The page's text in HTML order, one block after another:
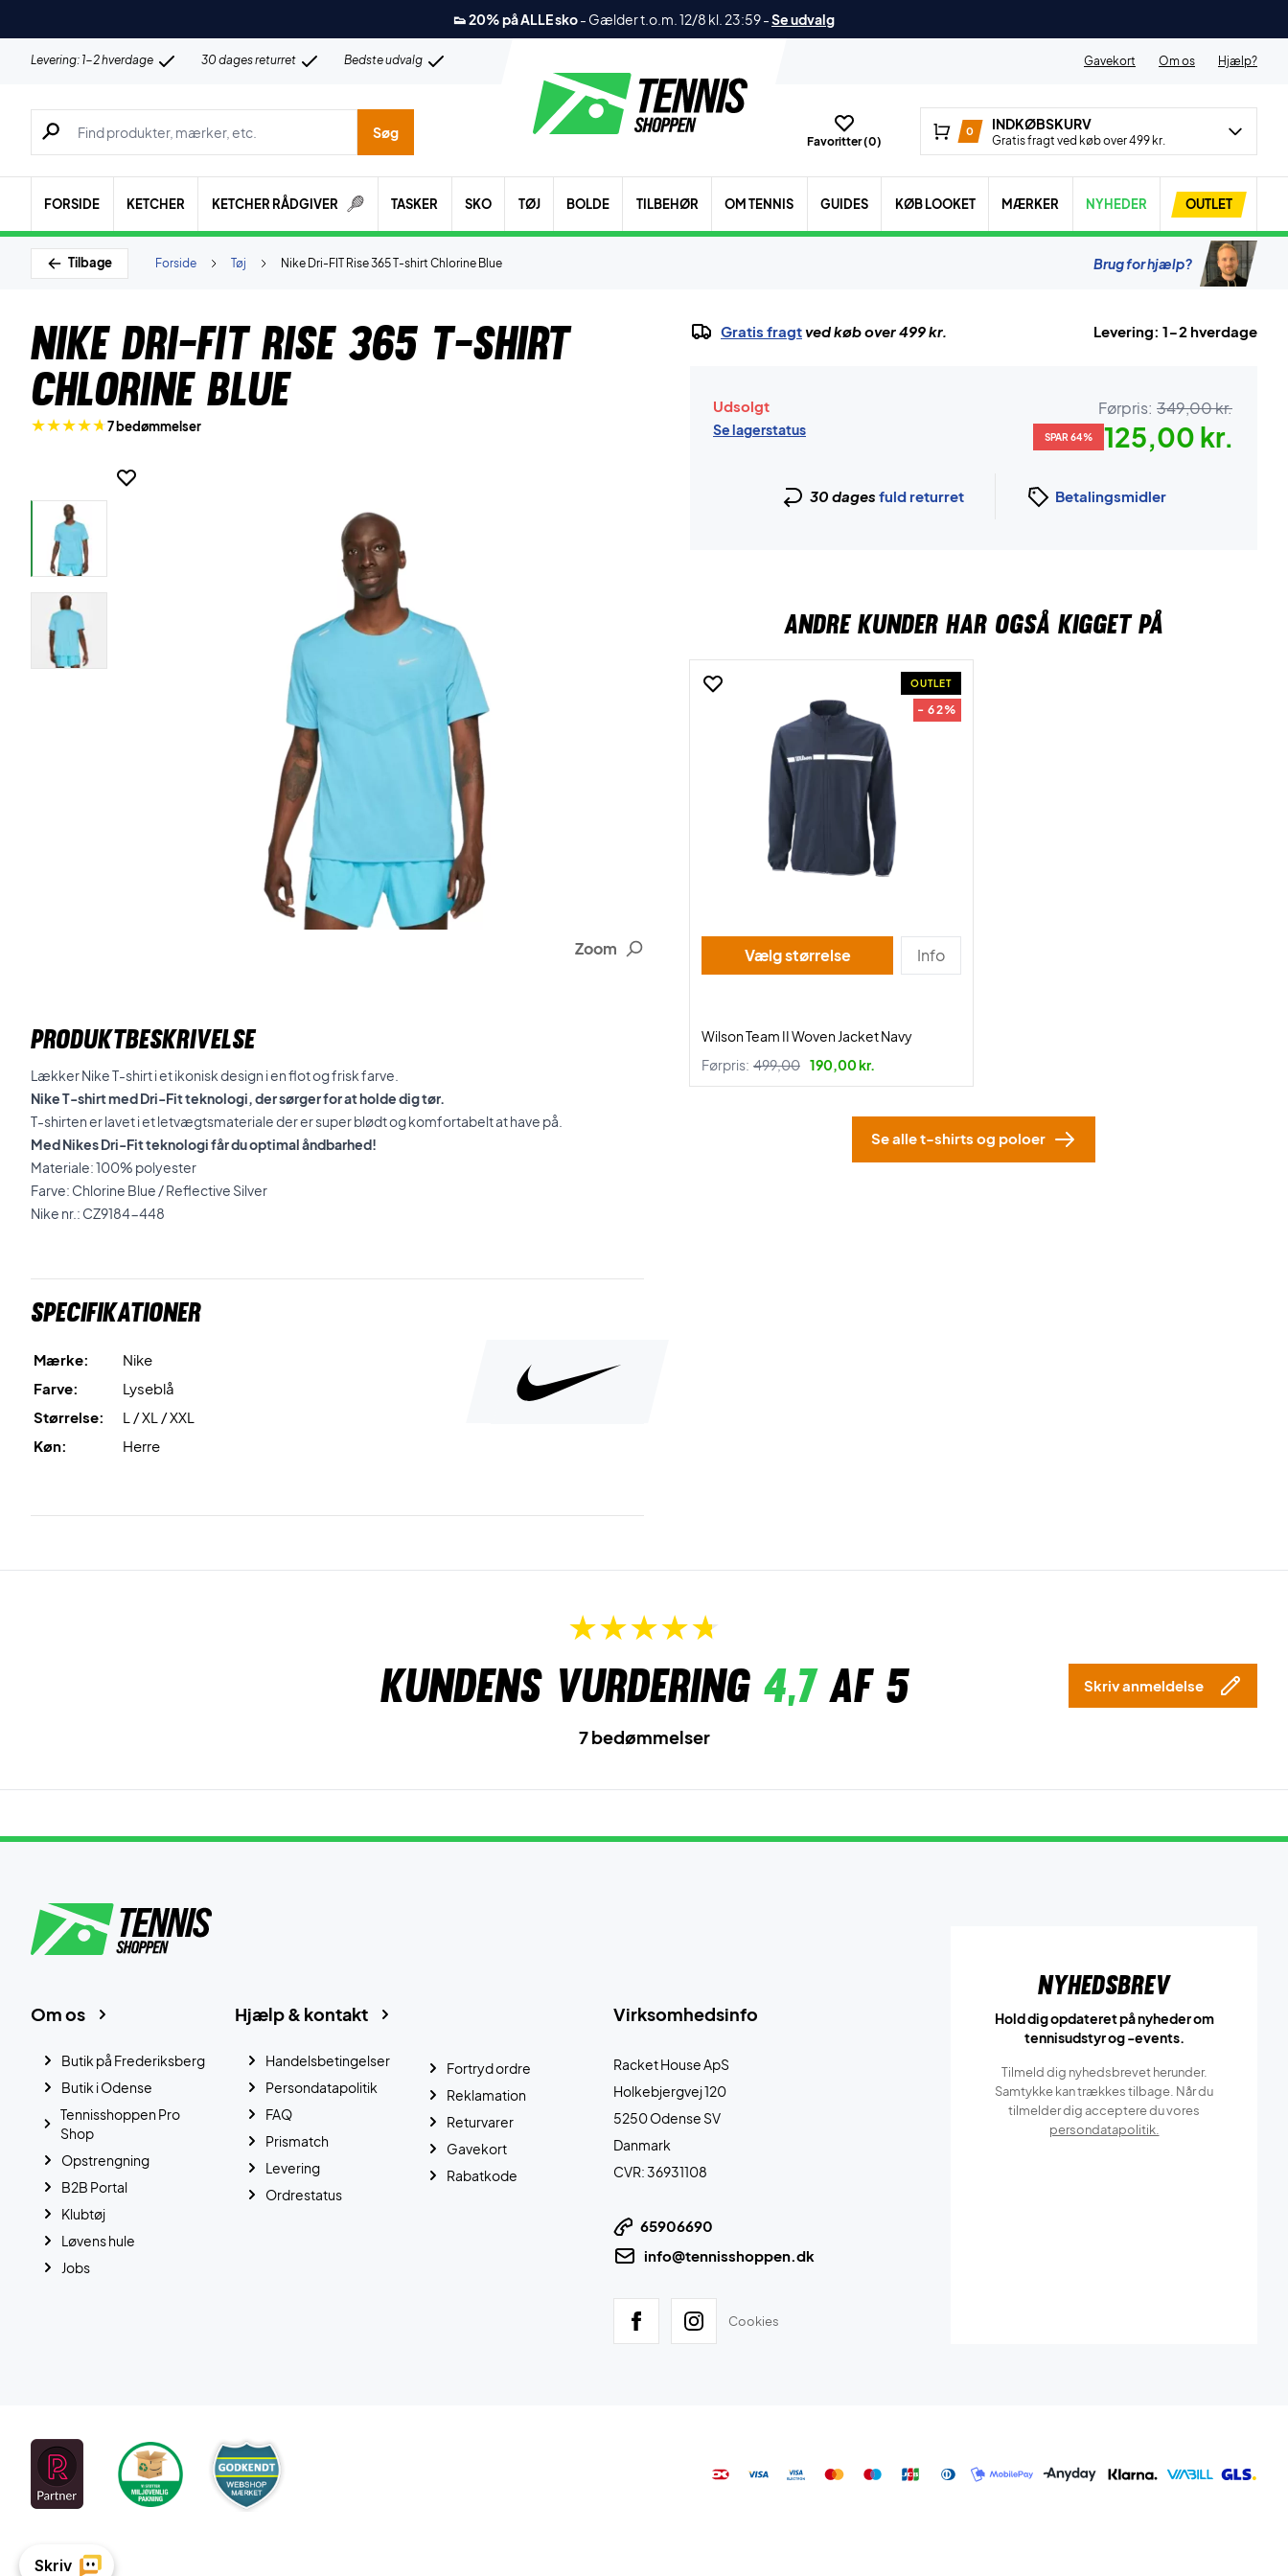
👟 20% på ALLE sko- Gælder t.o.m. 12/8 kl. 23:59-Se udvalg
Levering: 1-2 hverdage 30 dages returret Bedste udvalg Gavekort Om os Hjælp?
Søg efter produkter, mærker etc.
Søg
Favoritter (0)
0 INDKØBSKURV
Gratis fragt ved køb over 499 kr.
FORSIDE KETCHER KETCHER RÅDGIVER TASKER SKO TØJ BOLDE TILBEHØR OM TENNIS GUIDES KØB LOOKET MÆRKER NYHEDER OUTLET
Tilbage Nike Dri-FIT Rise 365 T-shirt Chlorine Blue
Tøj
Forside Brug for hjælp?
Nike Dri-FIT Rise 365 T-shirt
Chlorine Blue
7 bedømmelser
Zoom
PRODUKTBESKRIVELSE
Lækker Nike T-shirt i et ikonisk design i en flot og frisk farve.
Nike T-shirt med Dri-Fit teknologi, der sørger for at holde dig tør.
T-shirten er lavet i et letvægtsmateriale der er super blødt og komfortabelt at have på.
Med Nikes Dri-Fit teknologi får du optimal åndbarhed!
Materiale: 100% polyester
Farve: Chlorine Blue / Reflective Silver
Nike nr.: CZ9184-448
Specifikationer
Mærke:
Nike
Farve:
Lyseblå
Størrelse:
L / XL / XXL
Køn:
Herre
Gratis fragtved køb over 499 kr. Levering: 1-2 hverdage
Udsolgt
Se lagerstatus
Førpris: 349,00 kr.
SPAR 64% 125,00 kr.
30 dages fuld returret Betalingsmidler
ANDRE KUNDER HAR OGSÅ KIGGET PÅ
OUTLET
- 62%
Vælg størrelse Info
Wilson Team II Woven Jacket Navy
Førpris: 499,00 190,00 kr.
Se alle t-shirts og poloer
Kundens vurdering 4,7af 5 Skriv anmeldelse
7 bedømmelser
Virksomhedsinfo
Racket House ApS
Holkebjergvej 120
5250 Odense SV
Danmark
CVR: 36931108
65906690
info@tennisshoppen.dk
Cookies
Hjælp & kontakt
Handelsbetingelser
Persondatapolitik
FAQ
Prismatch
Levering
Ordrestatus
Fortryd ordre
Reklamation
Returvarer
Gavekort
Rabatkode
Om os
Butik på Frederiksberg
Butik i Odense
Tennisshoppen Pro
Shop
Opstrengning
B2B Portal
Klubtøj
Løvens hule
Jobs
Nyhedsbrev
Hold dig opdateret på nyheder om
tennisudstyr og -events.
Tilmeld dig nyhedsbrevet herunder.
Samtykke kan trækkes tilbage. Når du
tilmelder dig acceptere du vores
persondatapolitik.